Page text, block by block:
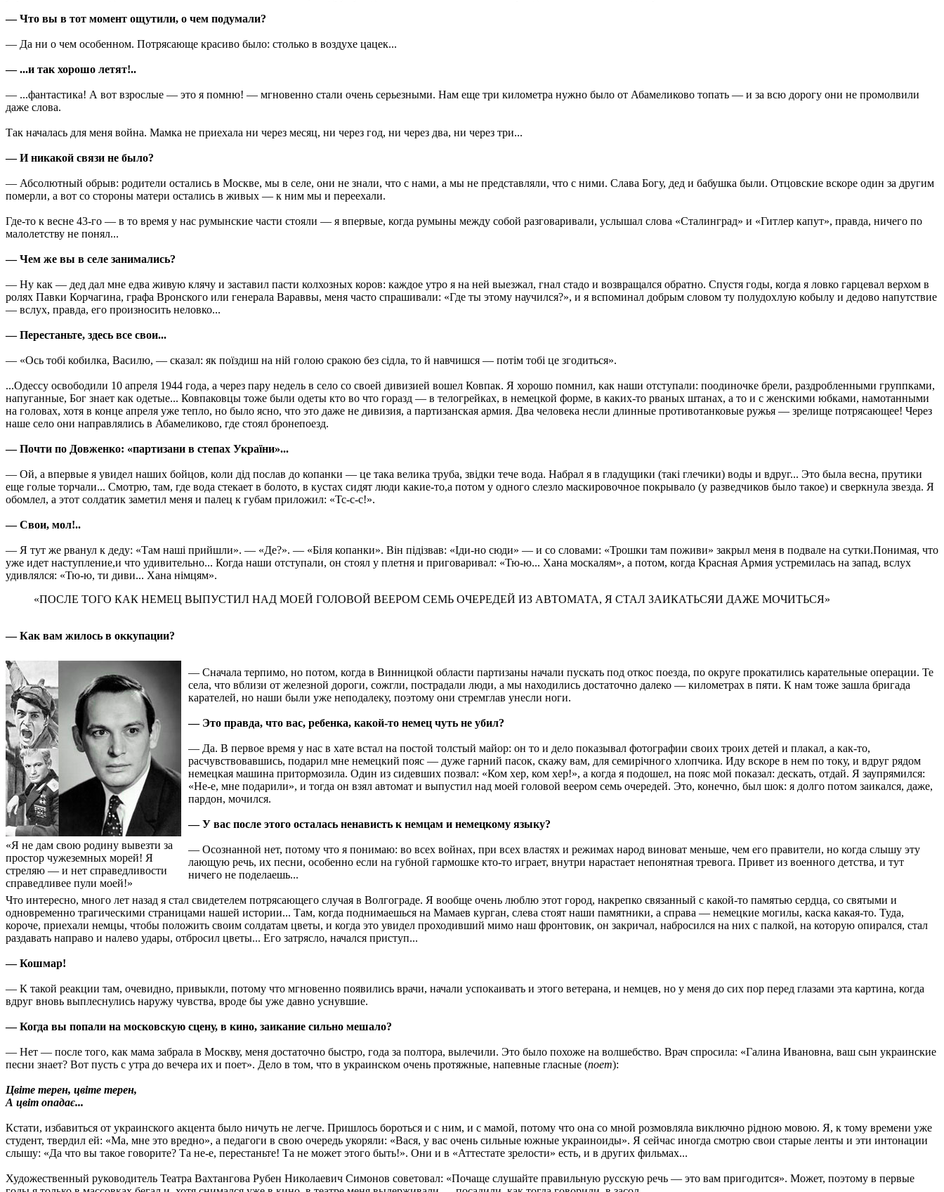
— Что вы в тот момент ощутили, о чем подумали?
— Да ни о чем особенном. Потрясающе красиво было: столько в воздухе цацек...
— ...и так хорошо летят!..
— ...фантастика! А вот взрослые — это я помню! — мгновенно стали очень серьезными. Нам еще три километра нужно было от Абамеликово топать — и за всю дорогу они не промолвили
даже слова.
Так началась для меня война. Мамка не приехала ни через месяц, ни через год, ни через два, ни через три...
— И никакой связи не было?
— Абсолютный обрыв: родители остались в Москве, мы в селе, они не знали, что с нами, а мы не представляли, что с ними. Слава Богу, дед и бабушка были. Отцовские вскоре один за другим
померли, а вот со стороны матери остались в живых — к ним мы и переехали.
Где-то к весне 43-го — в то время у нас румынские части стояли — я впервые, когда румыны между собой разговаривали, услышал слова «Сталинград» и «Гитлер капут», правда, ничего по
малолетству не понял...
— Чем же вы в селе занимались?
— Ну как — дед дал мне едва живую клячу и заставил пасти колхозных коров: каждое утро я на ней выезжал, гнал стадо и возвращался обратно. Спустя годы, когда я ловко гарцевал верхом в
ролях Павки Корчагина, графа Вронского или генерала Вараввы, меня часто спрашивали: «Где ты этому научился?», и я вспоминал добрым словом ту полудохлую кобылу и дедово напутствие
— вслух, правда, его произносить неловко...
— Перестаньте, здесь все свои...
— «Ось тобi кобилка, Василю, — сказал: як поїздиш на нiй голою сракою без сiдла, то й навчишся — потiм тобi це згодиться».
...Одессу освободили 10 апреля 1944 года, а через пару недель в село со своей дивизией вошел Ковпак. Я хорошо помнил, как наши отступали: поодиночке брели, раздробленными группками,
напуганные, Бог знает как одетые... Ковпаковцы тоже были одеты кто во что горазд — в телогрейках, в немецкой форме, в каких-то рваных штанах, а то и с женскими юбками, намотанными
на головах, хотя в конце апреля уже тепло, но было ясно, что это даже не дивизия, а партизанская армия. Два человека несли длинные противотанковые ружья — зрелище потрясающее! Через
наше село они направлялись в Абамеликово, где стоял бронепоезд.
— Почти по Довженко: «партизани в степах України»...
— Ой, а впервые я увидел наших бойцов, коли дiд послав до копанки — це така велика труба, звiдки тече вода. Набрал я в гладущики (такi глечики) воды и вдруг... Это была весна, прутики
еще голые торчали... Смотрю, там, где вода стекает в болото, в кустах сидят люди какие-то,а потом у одного слезло маскировочное покрывало (у разведчиков было такое) и сверкнула звезда. Я
обомлел, а этот солдатик заметил меня и палец к губам приложил: «Тс-с-с!».
— Свои, мол!..
— Я тут же рванул к деду: «Там нашi прийшли». — «Де?». — «Бiля копанки». Вiн пiдiзвав: «Iди-но сюди» — и со словами: «Трошки там поживи» закрыл меня в подвале на сутки.Понимая, что
уже идет наступление,и что удивительно... Когда наши отступали, он стоял у плетня и приговаривал: «Тю-ю... Хана москалям», а потом, когда Красная Армия устремилась на запад, вслух
удивлялся: «Тю-ю, ти диви... Хана нiмцям».
«ПОСЛЕ ТОГО КАК НЕМЕЦ ВЫПУСТИЛ НАД МОЕЙ ГОЛОВОЙ ВЕЕРОМ СЕМЬ ОЧЕРЕДЕЙ ИЗ АВТОМАТА, Я СТАЛ ЗАИКАТЬСЯИ ДАЖЕ МОЧИТЬСЯ»
— Как вам жилось в оккупации?
«Я не дам свою родину вывезти за
простор чужеземных морей! Я
стреляю — и нет справедливости
справедливее пули моей!»
— Сначала терпимо, но потом, когда в Винницкой области партизаны начали пускать под откос поезда, по округе прокатились карательные операции. Те
села, что вблизи от железной дороги, сожгли, пострадали люди, а мы находились достаточно далеко — километрах в пяти. К нам тоже зашла бригада
карателей, но наши были уже неподалеку, поэтому они стремглав унесли ноги.
— Это правда, что вас, ребенка, какой-то немец чуть не убил?
— Да. В первое время у нас в хате встал на постой толстый майор: он то и дело показывал фотографии своих троих детей и плакал, а как-то,
расчувствовавшись, подарил мне немецкий пояс — дуже гарний пасок, скажу вам, для семирiчного хлопчика. Иду вскоре в нем по току, и вдруг рядом
немецкая машина притормозила. Один из сидевших позвал: «Ком хер, ком хер!», а когда я подошел, на пояс мой показал: дескать, отдай. Я заупрямился:
«Не-е, мне подарили», и тогда он взял автомат и выпустил над моей головой веером семь очередей. Это, конечно, был шок: я долго потом заикался, даже,
пардон, мочился.
— У вас после этого осталась ненависть к немцам и немецкому языку?
— Осознанной нет, потому что я понимаю: во всех войнах, при всех властях и режимах народ виноват меньше, чем его правители, но когда слышу эту
лающую речь, их песни, особенно если на губной гармошке кто-то играет, внутри нарастает непонятная тревога. Привет из военного детства, и тут
ничего не поделаешь...
Что интересно, много лет назад я стал свидетелем потрясающего случая в Волгограде. Я вообще очень люблю этот город, накрепко связанный с какой-то памятью сердца, со святыми и
одновременно трагическими страницами нашей истории... Там, когда поднимаешься на Мамаев курган, слева стоят наши памятники, а справа — немецкие могилы, каска какая-то. Туда,
короче, приехали немцы, чтобы положить своим солдатам цветы, и когда это увидел проходивший мимо наш фронтовик, он закричал, набросился на них с палкой, на которую опирался, стал
раздавать направо и налево удары, отбросил цветы... Его затрясло, начался приступ...
— Кошмар!
— К такой реакции там, очевидно, привыкли, потому что мгновенно появились врачи, начали успокаивать и этого ветерана, и немцев, но у меня до сих пор перед глазами эта картина, когда
вдруг вновь выплеснулись наружу чувства, вроде бы уже давно уснувшие.
— Когда вы попали на московскую сцену, в кино, заикание сильно мешало?
— Нет — после того, как мама забрала в Москву, меня достаточно быстро, года за полтора, вылечили. Это было похоже на волшебство. Врач спросила: «Галина Ивановна, ваш сын украинские
песни знает? Вот пусть с утра до вечера их и поет». Дело в том, что в украинском очень протяжные, напевные гласные (поет):
Цвiте терен, цвiте терен,
А цвiт опадає...
Кстати, избавиться от украинского акцента было ничуть не легче. Пришлось бороться и с ним, и с мамой, потому что она со мной розмовляла виключно рiдною мовою. Я, к тому времени уже
студент, твердил ей: «Ма, мне это вредно», а педагоги в свою очередь укоряли: «Вася, у вас очень сильные южные украиноиды». Я сейчас иногда смотрю свои старые ленты и эти интонации
слышу: «Да что вы такое говорите? Та не-е, перестаньте! Та не может этого быть!». Они и в «Аттестате зрелости» есть, и в других фильмах...
Художественный руководитель Театра Вахтангова Рубен Николаевич Симонов советовал: «Почаще слушайте правильную русскую речь — это вам пригодится». Может, поэтому в первые